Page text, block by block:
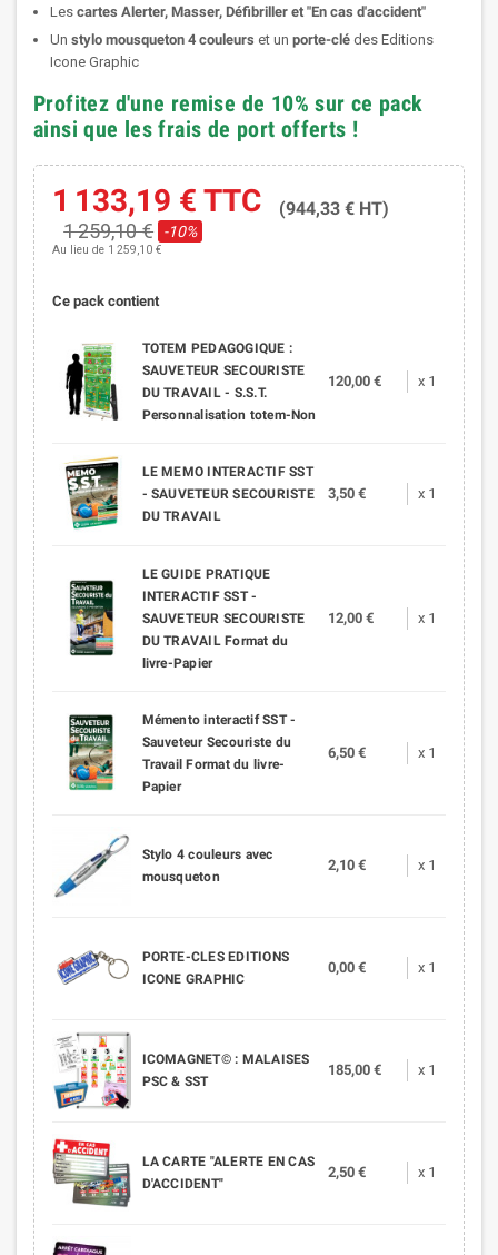
Les cartes Alerter, Masser, Défibriller et "En cas d'accident"
Un stylo mousqueton 4 couleurs et un porte-clé des Editions
Icone Graphic
Profitez d'une remise de 10% sur ce pack
ainsi que les frais de port offerts !
1 133,19 € TTC (944,33 € HT)
1 259,10 € -10%
Au lieu de 1 259,10 €
Ce pack contient
TOTEM PEDAGOGIQUE :
SAUVETEUR SECOURISTE
DU TRAVAIL - S.S.T.
Personnalisation totem-Non
120,00 € x 1
LE MEMO INTERACTIF SST
- SAUVETEUR SECOURISTE
DU TRAVAIL
3,50 € x 1
LE GUIDE PRATIQUE
INTERACTIF SST -
SAUVETEUR SECOURISTE
DU TRAVAIL Format du
livre-Papier
12,00 € x 1
Mémento interactif SST -
Sauveteur Secouriste du
Travail Format du livre-
Papier
6,50 € x 1
Stylo 4 couleurs avec
mousqueton
2,10 € x 1
PORTE-CLES EDITIONS
ICONE GRAPHIC
0,00 € x 1
ICOMAGNET© : MALAISES
PSC & SST
185,00 € x 1
LA CARTE "ALERTE EN CAS
D'ACCIDENT"
2,50 € x 1